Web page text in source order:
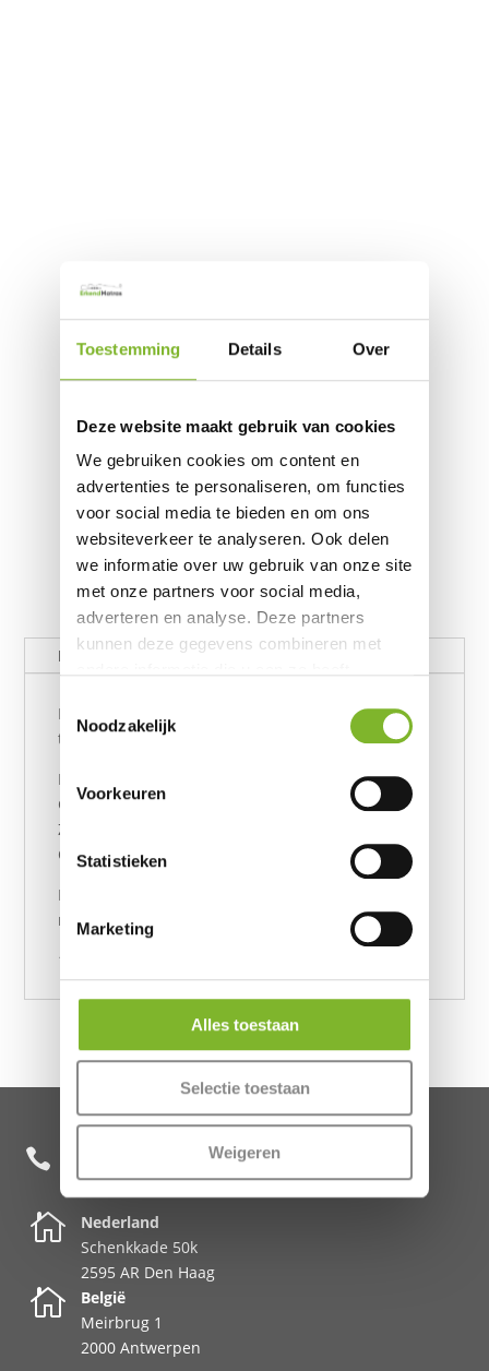
Toestemming Details Over
Deze website maakt gebruik van cookies
We gebruiken cookies om content en
advertenties te personaliseren, om functies
voor social media te bieden en om ons
websiteverkeer te analyseren. Ook delen
we informatie over uw gebruik van onze site
met onze partners voor social media,
adverteren en analyse. Deze partners
kunnen deze gegevens combineren met
basis van uw gebruik van hun services.
Noodzakelijk
Voorkeuren
Statistieken
Marketing
Alles toestaan
Selectie toestaan
Weigeren
Beschrijving
Let op: SUPER SOFT PRO+ 11, niet normale. Geheel
traagschuim.
L. 175
G 68 kg
Zijslapen
Chronische pijnklachten over hele lichaam
Retour ophalen eventueel mogelijk tegen
meerprijs.
160 x 200
 +31 85 482 0020

Nederland
Schenkkade 50k
2595 AR Den Haag

België
Meirbrug 1
2000 Antwerpen